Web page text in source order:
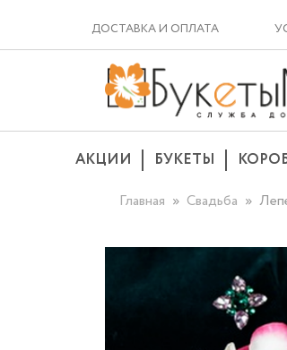
ДОСТАВКА И ОПЛАТА
АКЦИИ БУКЕТЫ
Главная
Свадьба